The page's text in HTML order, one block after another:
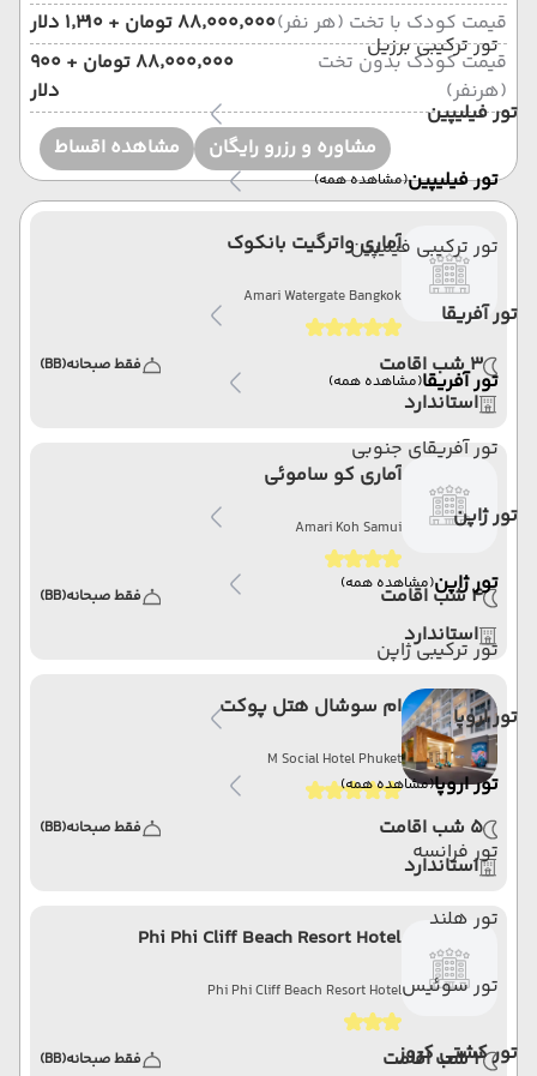
تور ترکیبی برزیل
تور فیلیپین
تور فیلیپین(مشاهده همه)
تور ترکیبی فیلیپین
تور آفریقا
تور آفریقا(مشاهده همه)
تور آفریقای جنوبی
تور ژاپن
تور ژاپن(مشاهده همه)
تور ترکیبی ژاپن
تور اروپا
تور اروپا(مشاهده همه)
تور فرانسه
تور هلند
تور سوئیس
تور کشتی کروز
قیمت کودک با تخت (هر نفر)۸۸٬۰۰۰٬۰۰۰ تومان + ۱٬۳۱۰ دلار
قیمت کودک بدون تخت
(هرنفر)
۸۸٬۰۰۰٬۰۰۰ تومان + ۹۰۰
دلار
مشاوره و رزرو رایگان
مشاهده اقساط
آماری واترگیت بانکوک
Amari Watergate Bangkok
3 شب اقامت فقط صبحانه(BB)
استاندارد
آماری کو ساموئی
Amari Koh Samui
4 شب اقامت فقط صبحانه(BB)
استاندارد
ام سوشال هتل پوکت
M Social Hotel Phuket
5 شب اقامت فقط صبحانه(BB)
استاندارد
Phi Phi Cliff Beach Resort Hotel
Phi Phi Cliff Beach Resort Hotel
2 شب اقامت فقط صبحانه(BB)